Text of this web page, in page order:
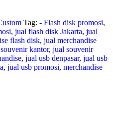
Tag: - Flash disk promosi,
, jual flash disk Jakarta, jual
flash disk, jual merchandise
kantor, jual souvenir
, jual usb denpasar, jual usb
, jual usb promosi, merchandise